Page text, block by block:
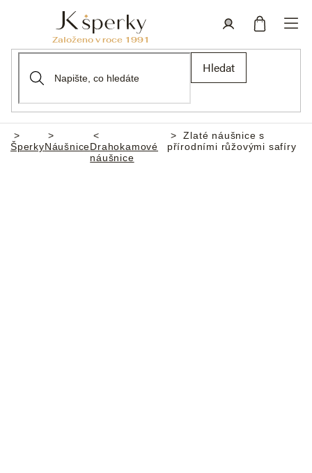
Hledat
Domů
ŠperkyNáušniceDrahokamové
náušnice
Zlaté náušnice s
přírodními růžovými safíry